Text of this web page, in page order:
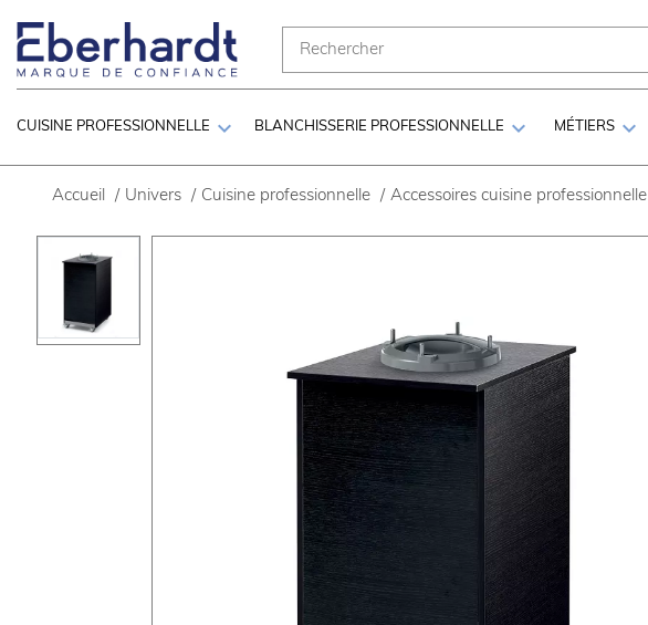
CUISINE PROFESSIONNELLE  BLANCHISSERIE PROFESSIONNELLE  MÉTIERS 
Accueil / Univers / Cuisine professionnelle / Accessoires cuisine professionnelle